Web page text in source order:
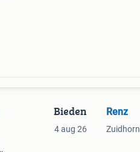
Bieden
4 aug 26
Renz
Zuidhorn